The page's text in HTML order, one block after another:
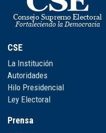
CSE
La Institución
Autoridades
Hilo Presidencial
Ley Electoral
Prensa